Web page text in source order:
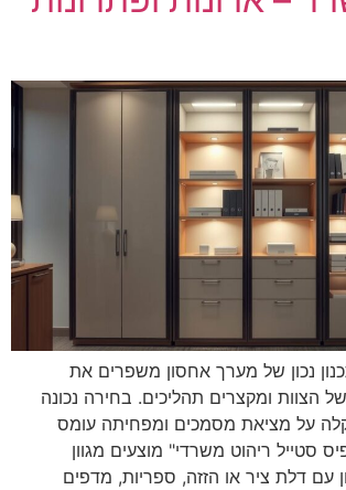
נכון של מערך אחסון משפרים את
של הצוות ומקצרים תהליכים. בחירה נכונה
על מציאת מסמכים ומפחיתה עומס
סטייל ריהוט משרדי" מוצעים מגוון
עם דלת ציר או הזזה, ספריות, מדפים